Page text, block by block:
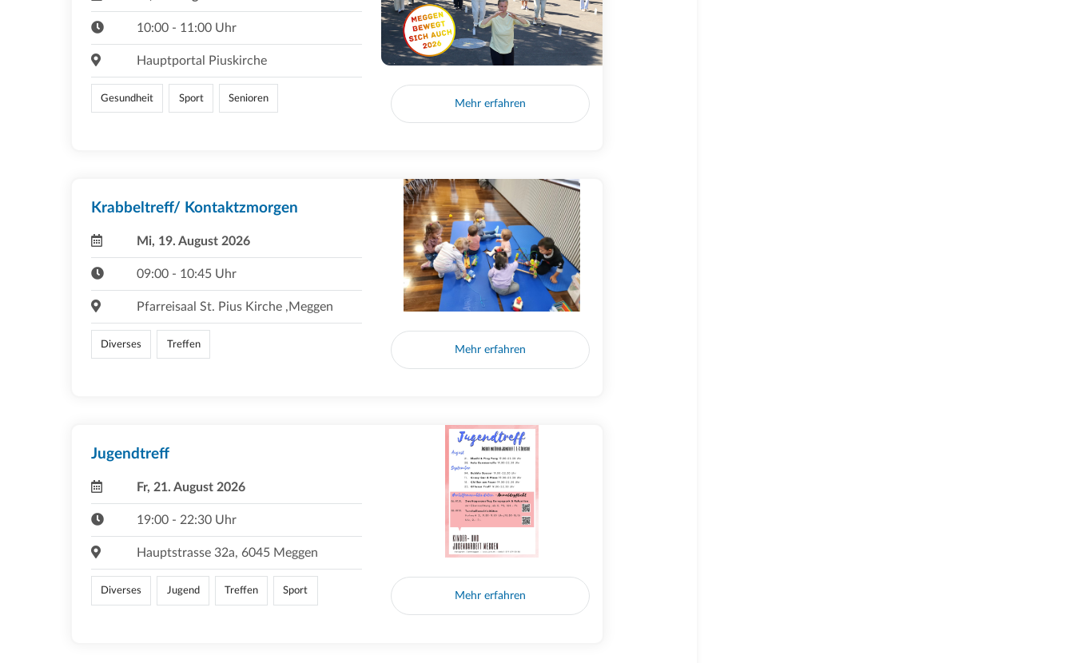
10:00 - 11:00 Uhr
Hauptportal Piuskirche
Gesundheit Sport Senioren Mehr erfahren
Krabbeltreff/ Kontaktzmorgen
Mi, 19. August 2026
09:00 - 10:45 Uhr
Pfarreisaal St. Pius Kirche ,Meggen
Diverses Treffen Mehr erfahren
Jugendtreff
Fr, 21. August 2026
19:00 - 22:30 Uhr
Hauptstrasse 32a, 6045 Meggen
Diverses Jugend Treffen Sport Mehr erfahren